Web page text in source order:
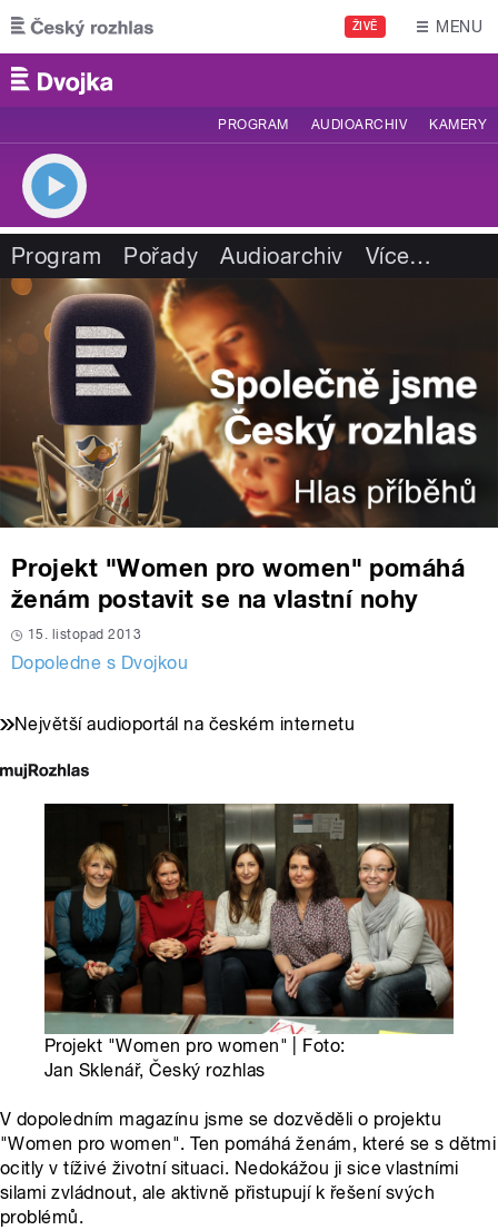
Přejít k hlavnímu obsahu
ŽIVĚ MENU
PROGRAM AUDIOARCHIV KAMERY
Program Pořady Audioarchiv Více…
Projekt "Women pro women" pomáhá
ženám postavit se na vlastní nohy
15. listopad 2013
Dopoledne s Dvojkou
Největší audioportál na českém internetu
Projekt "Women pro women" | Foto:
Jan Sklenář, Český rozhlas
V dopoledním magazínu jsme se dozvěděli o projektu
"Women pro women". Ten pomáhá ženám, které se s dětmi
ocitly v tíživé životní situaci. Nedokážou ji sice vlastními
silami zvládnout, ale aktivně přistupují k řešení svých
problémů.